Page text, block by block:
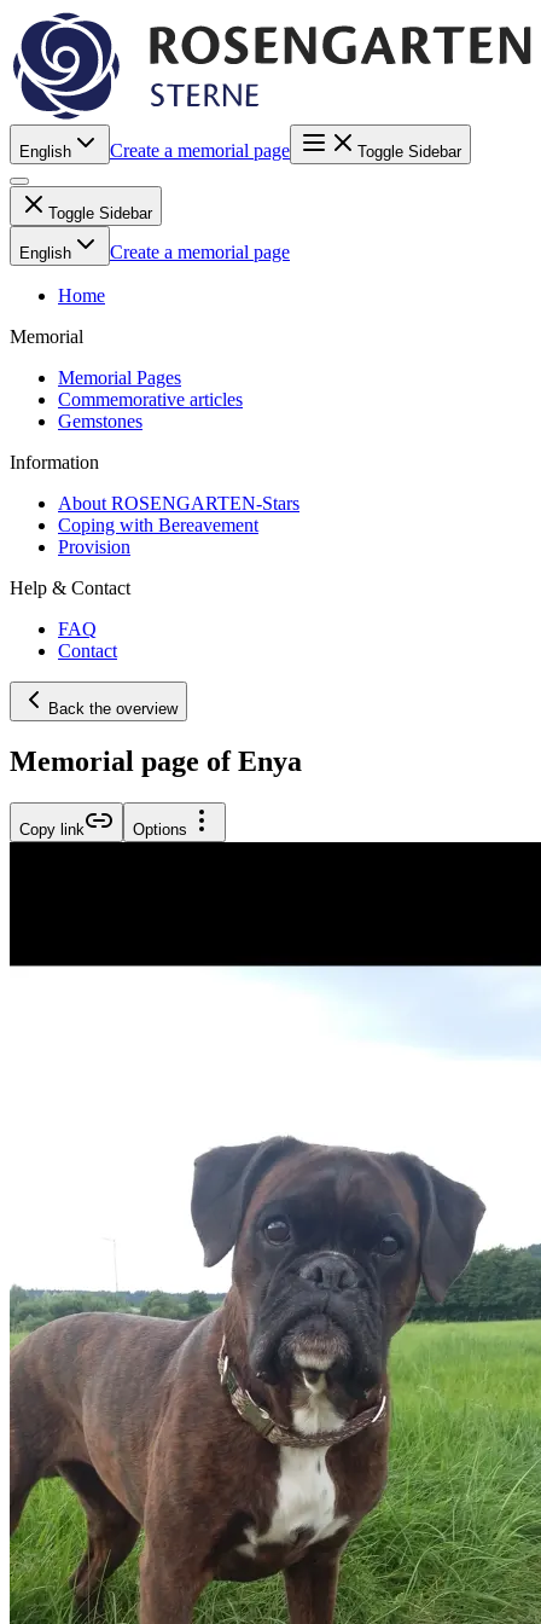
English Create a memorial page Toggle Sidebar
Toggle Sidebar
English Create a memorial page
Home
Memorial
Memorial Pages
Commemorative articles
Gemstones
Information
About ROSENGARTEN-Stars
Coping with Bereavement
Provision
Help & Contact
FAQ
Contact
Back the overview
Memorial page of Enya
Copy link Options